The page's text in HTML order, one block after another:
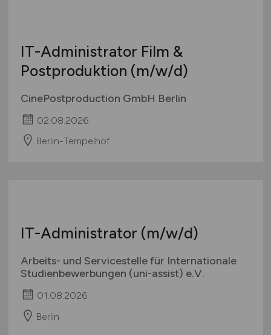
IT-Administrator Film &
Postproduktion
CinePostproduction GmbH Berlin
IT-Administrator(m/w/d)
Arbeits- und Servicestelle für Internationale
Studienbewerbungen (uni-assist) e.V.